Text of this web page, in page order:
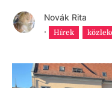
Novák Rita
·
Hírek